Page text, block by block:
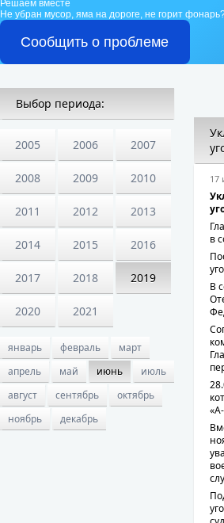
Решаем вместе
Не убран мусор, яма на дороге, не горит
Сообщить о проблеме
Выбор периода:
2005 2006 2007
2008 2009 2010
2011 2012 2013
2014 2015 2016
2017 2018 2019
2020 2021
январь февраль
март
апрель
май июнь
июль
август
сентябрь
октябрь
ноябрь
декабрь
17
в
В